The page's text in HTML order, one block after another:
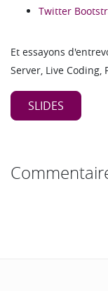
Twitter
Et essayons
Server, Live Coding,
SLIDES